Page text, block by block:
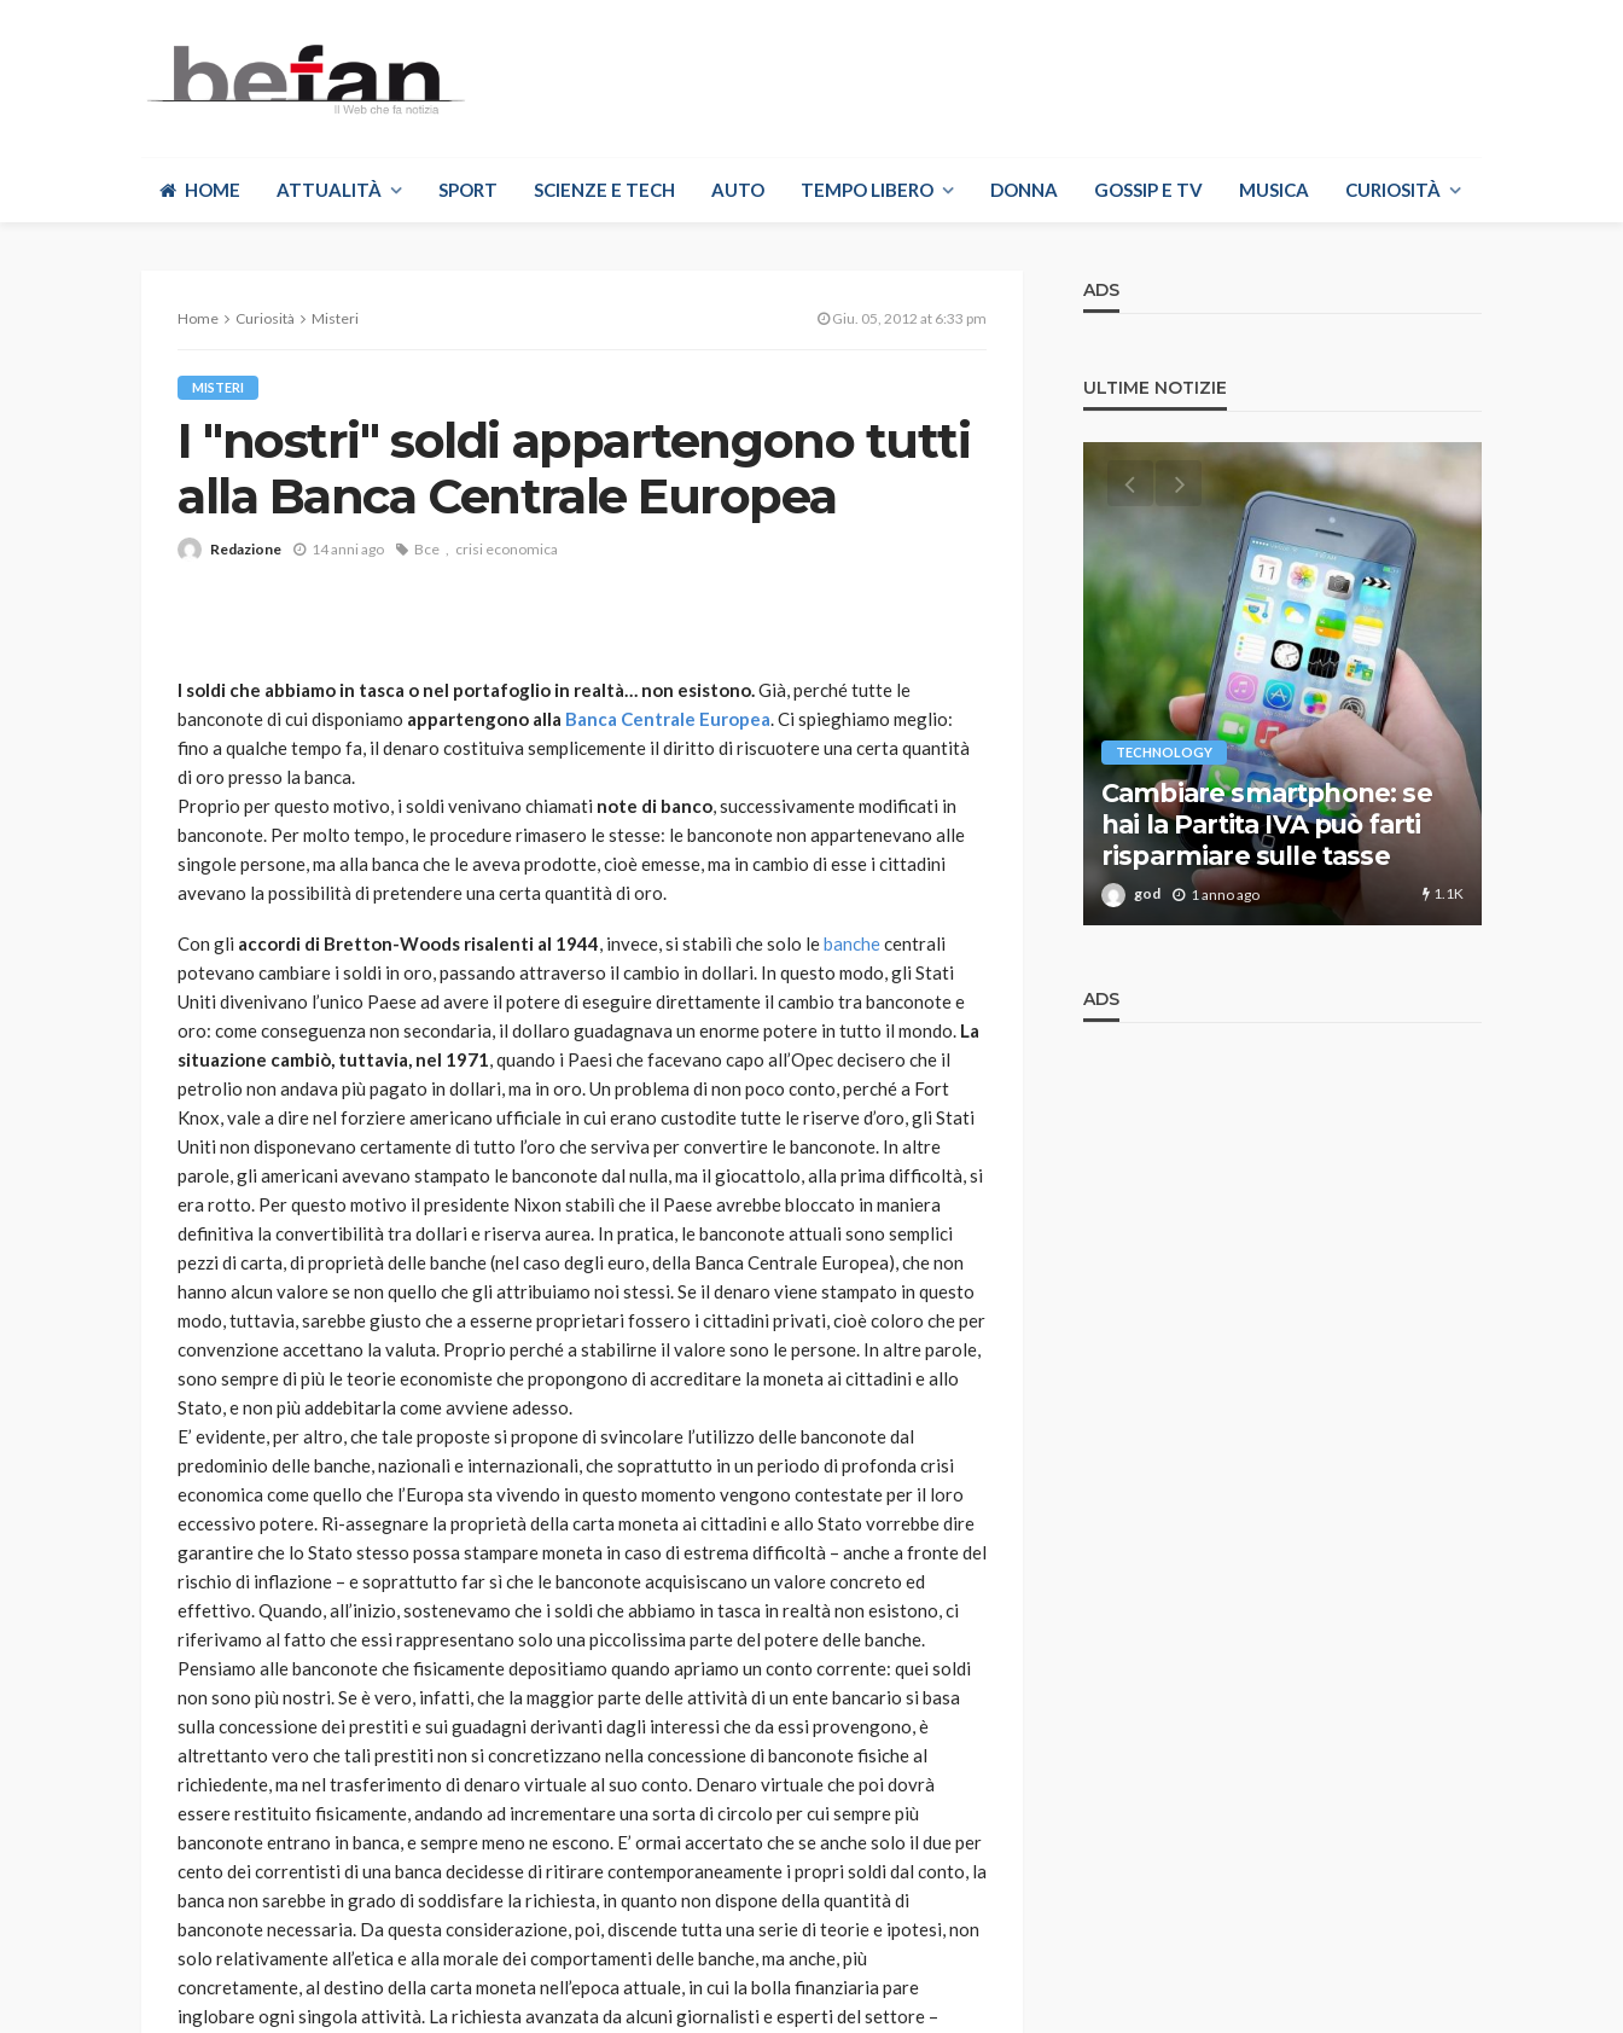
HOME ATTUALITÀ SPORT SCIENZE E TECH AUTO TEMPO LIBERO DONNA GOSSIP E TV MUSICA CURIOSITÀ
Home Curiosità Misteri Giu. 05, 2012 at 6:33 pm
MISTERI
I "nostri" soldi appartengono tutti
alla Banca Centrale Europea
Redazione 14 anni ago Bce crisi economica
I soldi che abbiamo in tasca o nel portafoglio in realtà… non esistono.Già, perché tutte le
banconote di cui disponiamo appartengono alla Banca Centrale Europea. Ci spieghiamo meglio:
fino a qualche tempo fa, il denaro costituiva semplicemente il diritto di riscuotere una certa quantità
di oro presso la banca.
Proprio per questo motivo, i soldi venivano chiamati note di banco, successivamente modificati in
banconote. Per molto tempo, le procedure rimasero le stesse: le banconote non appartenevano alle
singole persone, ma alla banca che le aveva prodotte, cioè emesse, ma in cambio di esse i cittadini
avevano la possibilità di pretendere una certa quantità di oro.
Con gli accordi di Bretton-Woods risalenti al 1944, invece, si stabilì che solo lebanchecentrali
potevano cambiare i soldi in oro, passando attraverso il cambio in dollari. In questo modo, gli Stati
Uniti divenivano l’unico Paese ad avere il potere di eseguire direttamente il cambio tra banconote e
oro: come conseguenza non secondaria, il dollaro guadagnava un enorme potere in tutto il mondo. La
situazione cambiò, tuttavia, nel 1971, quando i Paesi che facevano capo all’Opec decisero che il
petrolio non andava più pagato in dollari, ma in oro. Un problema di non poco conto, perché a Fort
Knox, vale a dire nel forziere americano ufficiale in cui erano custodite tutte le riserve d’oro, gli Stati
Uniti non disponevano certamente di tutto l’oro che serviva per convertire le banconote. In altre
parole, gli americani avevano stampato le banconote dal nulla, ma il giocattolo, alla prima difficoltà, si
era rotto. Per questo motivo il presidente Nixon stabilì che il Paese avrebbe bloccato in maniera
definitiva la convertibilità tra dollari e riserva aurea. In pratica, le banconote attuali sono semplici
pezzi di carta, di proprietà delle banche (nel caso degli euro, della Banca Centrale Europea), che non
hanno alcun valore se non quello che gli attribuiamo noi stessi. Se il denaro viene stampato in questo
modo, tuttavia, sarebbe giusto che a esserne proprietari fossero i cittadini privati, cioè coloro che per
convenzione accettano la valuta. Proprio perché a stabilirne il valore sono le persone. In altre parole,
sono sempre di più le teorie economiste che propongono di accreditare la moneta ai cittadini e allo
Stato, e non più addebitarla come avviene adesso.
E’ evidente, per altro, che tale proposte si propone di svincolare l’utilizzo delle banconote dal
predominio delle banche, nazionali e internazionali, che soprattutto in un periodo di profonda crisi
economica come quello che l’Europa sta vivendo in questo momento vengono contestate per il loro
eccessivo potere. Ri-assegnare la proprietà della carta moneta ai cittadini e allo Stato vorrebbe dire
garantire che lo Stato stesso possa stampare moneta in caso di estrema difficoltà – anche a fronte del
rischio di inflazione – e soprattutto far sì che le banconote acquisiscano un valore concreto ed
effettivo. Quando, all’inizio, sostenevamo che i soldi che abbiamo in tasca in realtà non esistono, ci
riferivamo al fatto che essi rappresentano solo una piccolissima parte del potere delle banche.
Pensiamo alle banconote che fisicamente depositiamo quando apriamo un conto corrente: quei soldi
non sono più nostri. Se è vero, infatti, che la maggior parte delle attività di un ente bancario si basa
sulla concessione dei prestiti e sui guadagni derivanti dagli interessi che da essi provengono, è
altrettanto vero che tali prestiti non si concretizzano nella concessione di banconote fisiche al
richiedente, ma nel trasferimento di denaro virtuale al suo conto. Denaro virtuale che poi dovrà
essere restituito fisicamente, andando ad incrementare una sorta di circolo per cui sempre più
banconote entrano in banca, e sempre meno ne escono. E’ ormai accertato che se anche solo il due per
cento dei correntisti di una banca decidesse di ritirare contemporaneamente i propri soldi dal conto, la
banca non sarebbe in grado di soddisfare la richiesta, in quanto non dispone della quantità di
banconote necessaria. Da questa considerazione, poi, discende tutta una serie di teorie e ipotesi, non
solo relativamente all’etica e alla morale dei comportamenti delle banche, ma anche, più
concretamente, al destino della carta moneta nell’epoca attuale, in cui la bolla finanziaria pare
inglobare ogni singola attività. La richiesta avanzata da alcuni giornalisti e esperti del settore –
ADS
ULTIME NOTIZIE
VARIE
Robot tagliaerba: quale
scegliere per il tuo prato
god 1 anno ago 784
AUTO SPORT
MG alle Final 8 di Coppa
Davis: tennis mondiale e
passione per
l’automobilismo
abbracciano la stessa causa
TECHNOLOGY
Cambiare smartphone: se
hai la Partita IVA può farti
risparmiare sulle tasse
god 1 anno ago 1.1K
ADS